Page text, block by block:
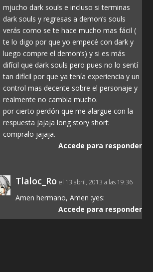
mjucho dark souls e incluso si terminas
dark souls y regresas a demon’s souls
verás como se te hace mucho mas fácil (
te lo digo por que yo empecé con dark y
luego compre el demon’s) y si es más
difícil que dark souls pero pues no lo sentí
tan difícil por que ya tenía experiencia y un
control mas decente sobre el personaje y
realmente no cambia mucho.
por cierto perdón que me alargue con la
respuesta jajaja long story short:
compralo jajaja.
Accede para responder
Tlaloc_Ro el 13 abril, 2013 a las 19:36
Amen hermano, Amen :yes:
Accede para responder